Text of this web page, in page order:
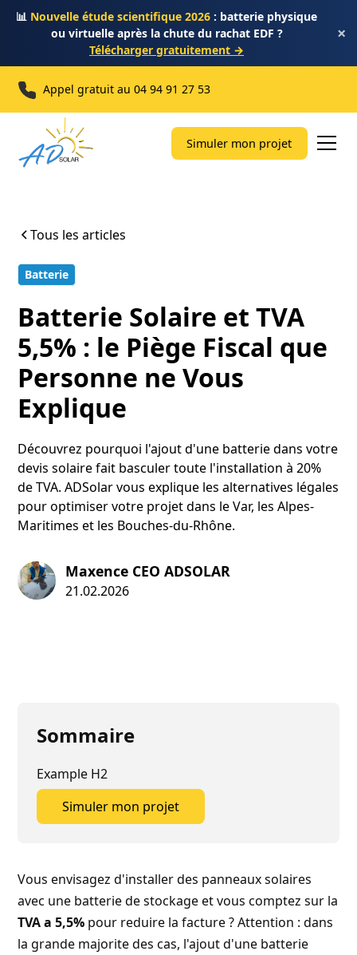
📊 Nouvelle étude scientifique 2026 : batterie physique
ou virtuelle après la chute du rachat EDF ?
Télécharger gratuitement →
×
Appel gratuit au04 94 91 27 53
Simuler mon projet
Tous les articles
Batterie
Batterie Solaire et TVA
5,5% : le Piège Fiscal que
Personne ne Vous
Explique
Découvrez pourquoi l'ajout d'une batterie dans votre
devis solaire fait basculer toute l'installation à 20%
de TVA. ADSolar vous explique les alternatives légales
pour optimiser votre projet dans le Var, les Alpes-
Maritimes et les Bouches-du-Rhône.
Maxence CEO ADSOLAR
21.02.2026
Sommaire
Example H2
Simuler mon projet
Vous envisagez d'installer des panneaux solaires
avec une batterie de stockage et vous comptez sur la
TVA a 5,5% pour reduire la facture ? Attention : dans
la grande majorite des cas, l'ajout d'une batterie